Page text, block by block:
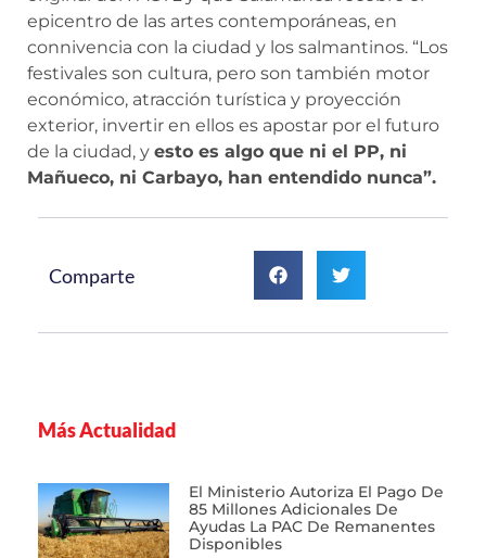
epicentro de las artes contemporáneas, en
connivencia con la ciudad y los salmantinos. “Los
festivales son cultura, pero son también motor
económico, atracción turística y proyección
exterior, invertir en ellos es apostar por el futuro
de la ciudad, y esto es algo que ni el PP, ni
Mañueco, ni Carbayo, han entendido nunca”.
Comparte
Más Actualidad
El Ministerio Autoriza El Pago De
85 Millones Adicionales De
Ayudas La PAC De Remanentes
Disponibles